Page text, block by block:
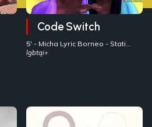
Code Switch
5' - Micha Lyric Borneo
Uniti
lgbtqi+